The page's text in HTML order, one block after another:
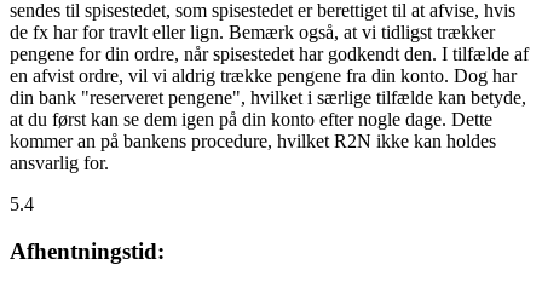
sendes til spisestedet, som spisestedet er berettiget til at afvise, hvis
de fx har for travlt eller lign. Bemærk også, at vi tidligst trækker
pengene for din ordre, når spisestedet har godkendt den. I tilfælde af
en afvist ordre, vil vi aldrig trække pengene fra din konto. Dog har
din bank "reserveret pengene", hvilket i særlige tilfælde kan betyde,
at du først kan se dem igen på din konto efter nogle dage. Dette
kommer an på bankens procedure, hvilket R2N ikke kan holdes
ansvarlig for.
5.4
Afhentningstid: